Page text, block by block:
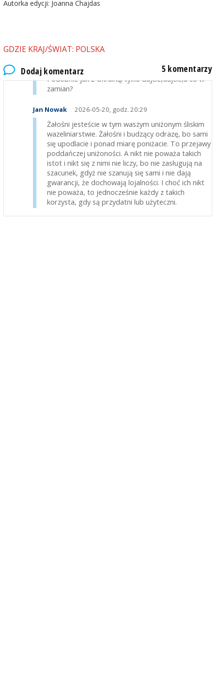
Autorka edycji: Joanna Chajdas
GDZIE KRAJ/ŚWIAT: POLSKA
Dodaj komentarz 5 komentarzy
przed obliczem przełożonego mieć wygląd lichy i
marek 2026-05-20, godz. 17:23
przywódcę. Ja bym podziękował za taki sojusz.
Podobnie jak z Ukrainą; tylko dajcie,dajcie,a co w
zamian?
Jan Nowak 2026-05-20, godz. 20:29
Żałośni jesteście w tym waszym uniżonym śliskim
wazeliniarstwie. Żałośni i budzący odrazę, bo sami
się upodlacie i ponad miarę poniżacie. To przejawy
poddańczej uniżoności. A nikt nie poważa takich
istot i nikt się z nimi nie liczy, bo nie zasługują na
szacunek, gdyż nie szanują się sami i nie dają
gwarancji, że dochowają lojalności. I choć ich nikt
nie poważa, to jednocześnie każdy z takich
korzysta, gdy są przydatni lub użyteczni.